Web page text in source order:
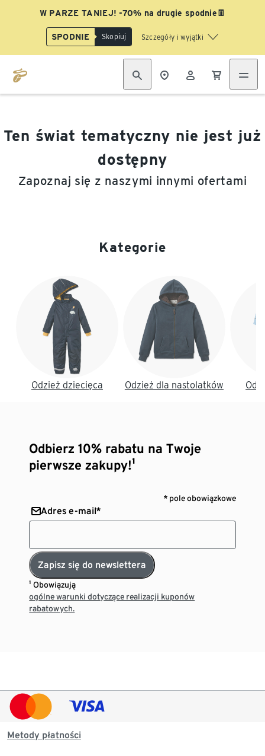
W PARZE TANIEJ! -70% na drugie spodnie👖
SPODNIE Skopiuj Szczegóły i wyjątki
Ten świat tematyczny nie jest już
dostępny
Zapoznaj się z naszymi innymi ofertami
Kategorie
Odzież dziecięca Odzież dla nastolatków
Odbierz 10% rabatu na Twoje
pierwsze zakupy!¹
* pole obowiązkowe
Adres e-mail*
Zapisz się do newslettera
¹ Obowiązują
ogólne warunki dotyczące realizacji kuponów
rabatowych.
Metody płatności